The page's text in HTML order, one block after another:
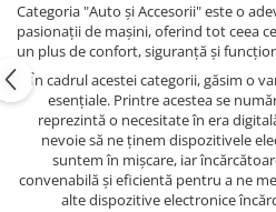
Categoria "Auto și Accesorii" este o
pasionații de mașini, oferind tot ceea
un plus de confort, siguranță și
În cadrul acestei categorii, găsim o
esențiale. Printre acestea se
reprezintă o necesitate în era
nevoie să ne ținem dispozitivele
suntem în mișcare, iar
convenabilă și eficientă pentru a ne
alte dispozitive electronice